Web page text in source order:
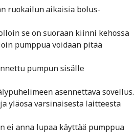
ruokailun aikaisia bolus-
se on suoraan kiinni kehossa
pumppua voidaan pitää
pumpun sisälle
asennettava sovellus.
yläosa varsinaisesta laitteesta
ei anna lupaa käyttää pumppua